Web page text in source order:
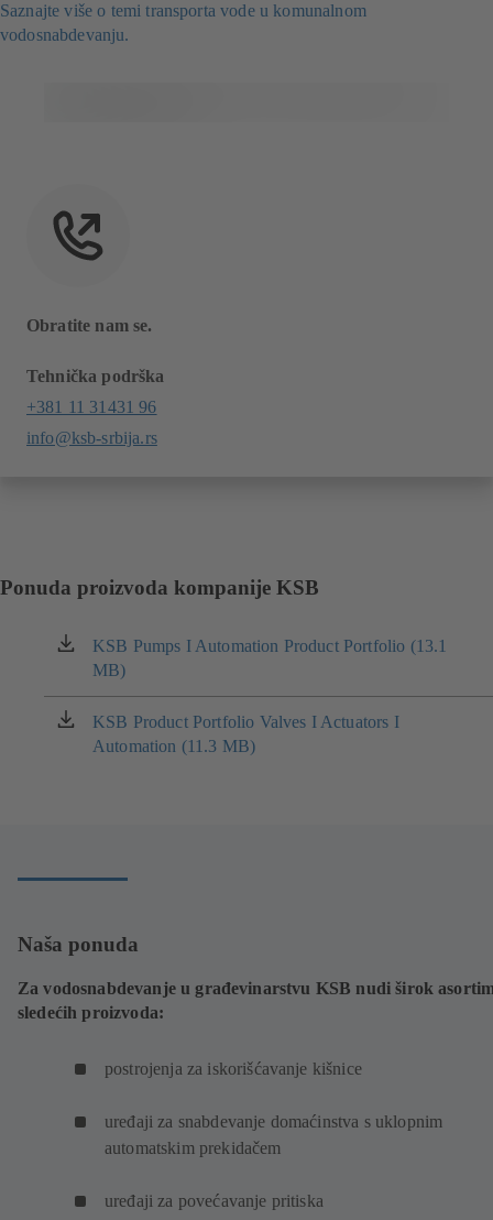
Saznajte više o temi transporta vode u komunalnom
vodosnabdevanju.
Obratite nam se.
Tehnička podrška
+381 11 31431 96
info@ksb-srbija.rs
Ponuda proizvoda kompanije KSB
KSB Pumps I Automation Product Portfolio (13.1
MB)
(otvara
se
u
novom
prozoru)
KSB Product Portfolio Valves I Actuators I
Automation (11.3 MB)
(otvara
se
Naša ponuda
Za vodosnabdevanje u građevinarstvu KSB nudi širok
sledećih proizvoda:
postrojenja za iskorišćavanje kišnice
uređaji za snabdevanje domaćinstva s uklopnim
automatskim prekidačem
uređaji za povećavanje pritiska